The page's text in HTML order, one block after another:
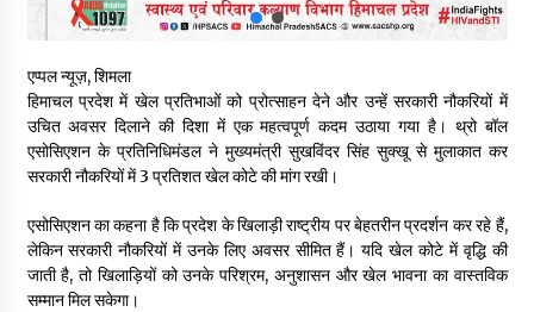
04/08/2026
पुलिस कांस्टेबल भर्ती के लिए बड़ी राहत, आयु सीमा में 1 वर्ष की छूट आवेदन की
अंतिम तिथि अब 21 अगस्त
हिमाचल सरकार लाएगी नई “स्वास्थ्य बीमा नीति”, गरीब परिवारों के लिए
उपलब्ध होगी बेहतरीन उपचार सुविधा- CM
एप्पल न्यूज़, शिमला
हिमाचल प्रदेश में खेल प्रतिभाओं को प्रोत्साहन देने और उन्हें सरकारी नौकरियों में
उचित अवसर दिलाने की दिशा में एक महत्वपूर्ण कदम उठाया गया है। थ्रो बॉल
एसोसिएशन के प्रतिनिधिमंडल ने मुख्यमंत्री सुखविंदर सिंह सुक्खू से मुलाकात कर
सरकारी नौकरियों में 3 प्रतिशत खेल कोटे की मांग रखी।
एसोसिएशन का कहना है कि प्रदेश के खिलाड़ी राष्ट्रीय पर बेहतरीन प्रदर्शन कर रहे हैं,
लेकिन सरकारी नौकरियों में उनके लिए अवसर सीमित हैं। यदि खेल कोटे में वृद्धि की
जाती है, तो खिलाड़ियों को उनके परिश्रम, अनुशासन और खेल भावना का वास्तविक
सम्मान मिल सकेगा।